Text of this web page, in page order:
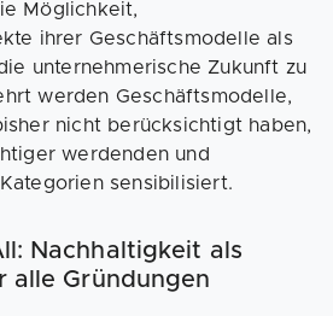
Möglichkeit,
ihrer Geschäftsmodelle als
unternehmerische Zukunft zu
werden Geschäftsmodelle,
nicht berücksichtigt haben,
werdenden und
sensibilisiert.
Nachhaltigkeit als
alle Gründungen